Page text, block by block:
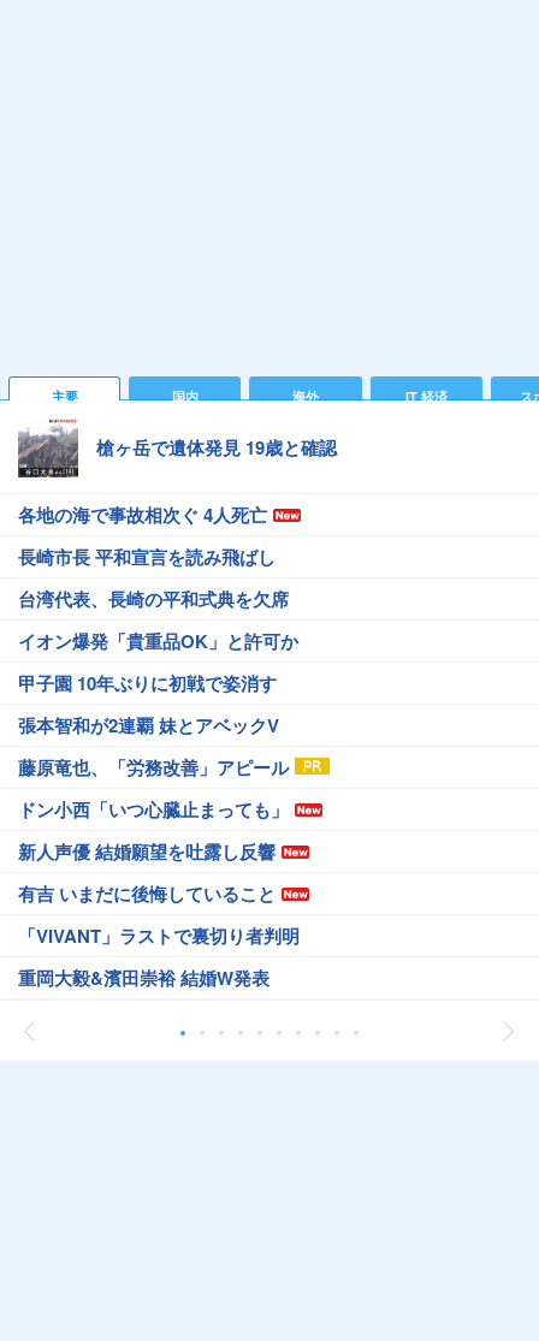
主要 国内 海外 IT 経済 ス
槍ヶ岳で遺体発見 19歳と確認
各地の海で事故相次ぐ 4人死亡
長崎市長 平和宣言を読み飛ばし
台湾代表、長崎の平和式典を欠席
イオン爆発「貴重品OK」と許可か
甲子園 10年ぶりに初戦で姿消す
張本智和が2連覇 妹とアベックV
藤原竜也、「労務改善」アピール
ドン小西「いつ心臓止まっても」
新人声優 結婚願望を吐露し反響
有吉 いまだに後悔していること
「VIVANT」ラストで裏切り者判明
重岡大毅&濱田崇裕 結婚W発表